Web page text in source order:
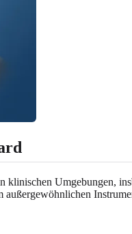
Umgebungen,